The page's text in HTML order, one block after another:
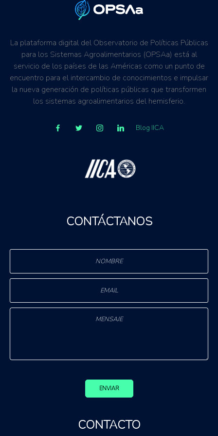
La plataforma digital del Observatorio de Políticas Públicas
para los Sistemas Agroalimentarios (OPSAa) está al
servicio de los países de las Américas como un punto de
encuentro para el intercambio de conocimientos e impulsar
la nueva generación de políticas públicas que transformen
los sistemas agroalimentarios del hemisferio.
Blog IICA
CONTÁCTANOS
ENVIAR
CONTACTO